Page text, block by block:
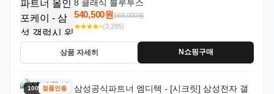
8 클래식 블루투스
540,500원569,000원
★★★★⭐(3,285)
상품 자세히 N쇼핑구매
100% 할인
정품인증
삼성공식파트너 엠디텍 - [시크릿] 삼성전자 갤